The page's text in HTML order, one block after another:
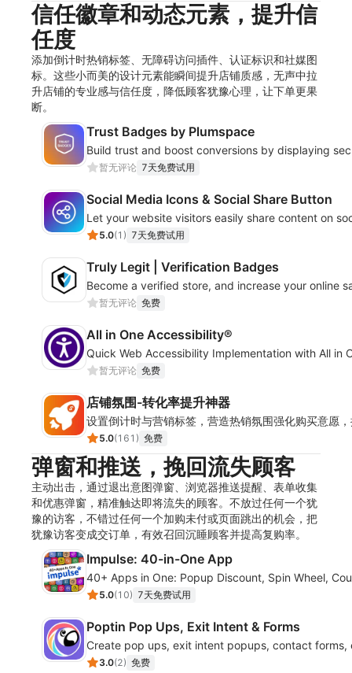
信任徽章和动态元素，提升信
任度
添加倒计时热销标签、无障碍访问插件、认证标识和社媒图
标。这些小而美的设计元素能瞬间提升店铺质感，无声中拉
升店铺的专业感与信任度，降低顾客犹豫心理，让下单更果
断。
Trust Badges by Plumspace
Build trust and boost conversions by displaying
暂无评论 7天免费试用
Social Media Icons & Social Share Button
Let your website visitors easily share content on
5.0(1 ) 7天免费试用
Truly Legit | Verification Badges
Become a verified store, and increase your online
暂无评论 免费
All in One Accessibility®
Quick Web Accessibility Implementation with All in
暂无评论 免费
店铺氛围-转化率提升神器
设置倒计时与营销标签，营造热销氛围强化购买意愿
5.0(161 ) 免费
弹窗和推送，挽回流失顾客
主动出击，通过退出意图弹窗、浏览器推送提醒、表单收集
和优惠弹窗，精准触达即将流失的顾客。不放过任何一个犹
豫的访客，不错过任何一个加购未付或页面跳出的机会，把
犹豫访客变成交订单，有效召回沉睡顾客并提高复购率。
Impulse: 40-in-One App
40+ Apps in One: Popup Discount, Spin Wheel,
5.0(10) 7天免费试用
Poptin Pop Ups, Exit Intent & Forms
Create pop ups, exit intent popups, contact forms,
3.0(2) 免费